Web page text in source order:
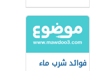
الريق
فوائد شرب ماء